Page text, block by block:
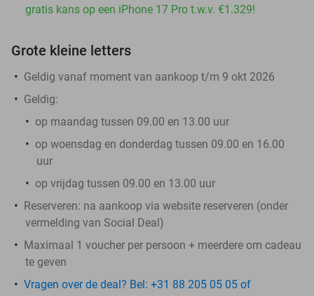
gratis kans op een iPhone 17 Pro t.w.v. €1.329!
Grote kleine letters
Geldig vanaf moment van aankoop t/m 9 okt 2026
Geldig:
op maandag tussen 09.00 en 13.00 uur
op woensdag en donderdag tussen 09.00 en 16.00
uur
op vrijdag tussen 09.00 en 13.00 uur
Reserveren: na aankoop via website reserveren (onder
vermelding van Social Deal)
Maximaal 1 voucher per persoon + meerdere om cadeau
te geven
Vragen over de deal? Bel: +31 88 205 05 05 of